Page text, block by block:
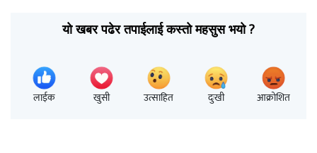
यो खबर पढेर तपाईलाई कस्तो महसुस भयो ?
लाईक खुसी उत्साहित दुःखी आक्रोशित